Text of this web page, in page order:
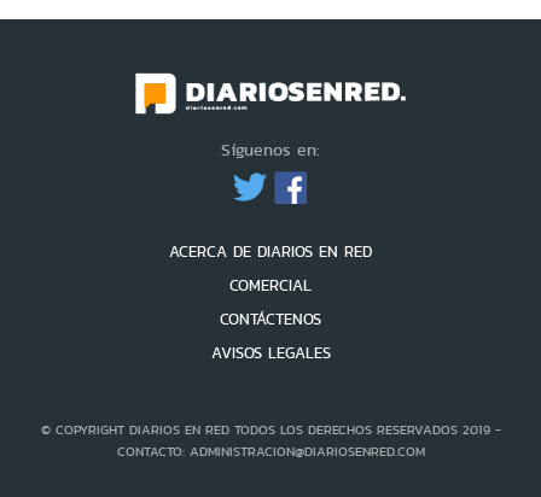
Síguenos en:
ACERCA DE DIARIOS EN RED
COMERCIAL
CONTÁCTENOS
AVISOS LEGALES
© COPYRIGHT DIARIOS EN RED TODOS LOS DERECHOS RESERVADOS 2019 -
CONTACTO: ADMINISTRACION@DIARIOSENRED.COM